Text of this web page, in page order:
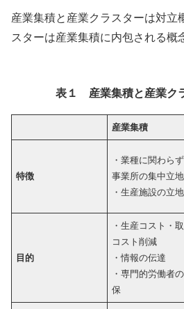
産業集積と産業クラスターは対立
スターは産業集積に内包される概
表１ 産業集積と産業ク
産業集積
特徴
・業種に関わらず
事業所の集中立地
・生産施設の立地
目的
・生産コスト・取
コスト削減
・情報の伝達
・専門的労働者
保